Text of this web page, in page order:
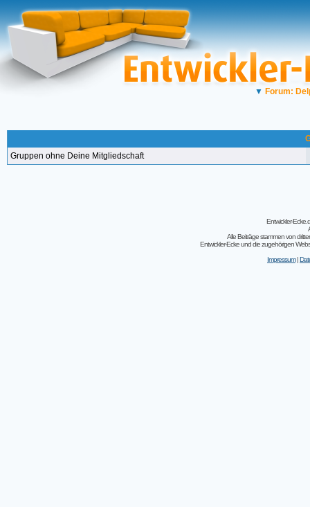
▼ Forum:
Gruppen ohne Deine Mitgliedschaft
Entwickler-
Alle Beiträge stammen von
Entwickler-Ecke und die zugehörigen
Impressum|